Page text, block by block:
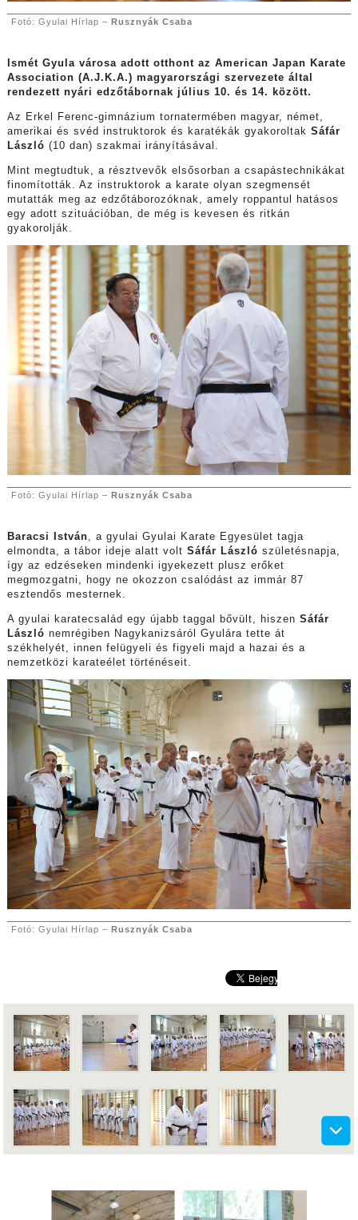
Fotó: Gyulai Hírlap – Rusznyák Csaba
Ismét Gyula városa adott otthont az American Japan Karate
Association (A.J.K.A.) magyarországi szervezete által
rendezett nyári edzőtábornak július 10. és 14. között.
Az Erkel Ferenc-gimnázium tornatermében magyar, német,
amerikai és svéd instruktorok és karatékák gyakoroltak Sáfár
László (10 dan) szakmai irányításával.
Mint megtudtuk, a résztvevők elsősorban a csapástechnikákat
finomították. Az instruktorok a karate olyan szegmensét
mutatták meg az edzőtáborozóknak, amely roppantul hatásos
egy adott szituációban, de még is kevesen és ritkán
gyakorolják.
Fotó: Gyulai Hírlap – Rusznyák Csaba
Baracsi István, a gyulai Gyulai Karate Egyesület tagja
elmondta, a tábor ideje alatt volt Sáfár László születésnapja,
így az edzéseken mindenki igyekezett plusz erőket
megmozgatni, hogy ne okozzon csalódást az immár 87
esztendős mesternek.
A gyulai karatecsalád egy újabb taggal bővült, hiszen Sáfár
László nemrégiben Nagykanizsáról Gyulára tette át
székhelyét, innen felügyeli és figyeli majd a hazai és a
nemzetközi karateélet történéseit.
Fotó: Gyulai Hírlap – Rusznyák Csaba